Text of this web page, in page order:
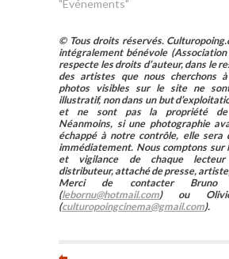
"Evénements"
© Tous droits réservés.
intégralement bénévole
respecte les droits d’auteur, dans le
des artistes que nous cherchons
photos visibles sur le site ne
illustratif, non dans un but
et ne sont pas la propriété de
Néanmoins, si une photographie
échappé à notre contrôle, elle sera
immédiatement. Nous comptons sur
et vigilance de chaque
distributeur, attaché de presse,
Merci de contacter Bruno
(lebornu@hotmail.com) ou
(culturopoingcinema@gmail.com).